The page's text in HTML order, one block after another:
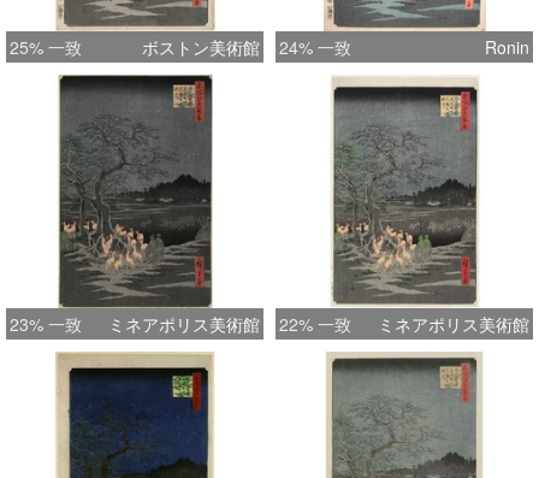
25% 一致 ボストン美術館 24% 一致 Ronin
23% 一致 ミネアポリス美術館 22% 一致 ミネアポリス美術館